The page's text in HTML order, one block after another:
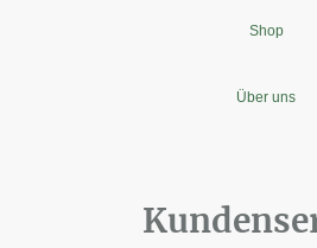
Shop
Über uns